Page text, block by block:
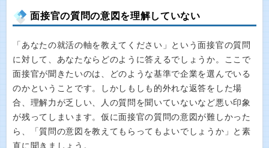
面接官の質問の意図を理解していない
「あなたの就活の軸を教えてください」という面接官の質問
に対して、あなたならどのように答えるでしょうか。ここで
面接官が聞きたいのは、どのような基準で企業を選んでいる
のかということです。しかしもしも的外れな返答をした場
合、理解力が乏しい、人の質問を聞いていないなど悪い印象
が残ってしまいます。仮に面接官の質問の意図が難しかった
ら、「質問の意図を教えてもらってもよいでしょうか」と素
直に聞きましょう。